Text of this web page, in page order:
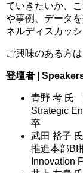
ていきたいか、
や事例、データ
ネルディスカッ
ご興味のある方
登壇者 |
青野 考 氏
Strategic
卒
武田 裕子
推進本部BI
Innovation